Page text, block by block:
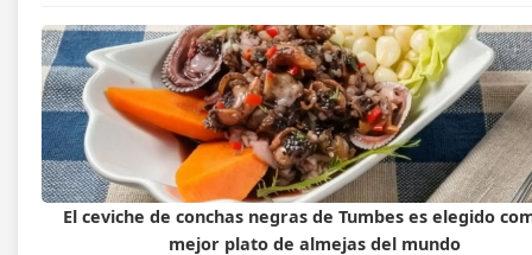
El ceviche de conchas negras de Tumbes es elegido
mejor plato de almejas del mundo